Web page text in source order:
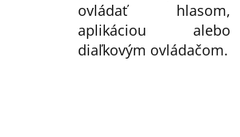
ovládať hlasom,
aplikáciou alebo
diaľkovým ovládačom.